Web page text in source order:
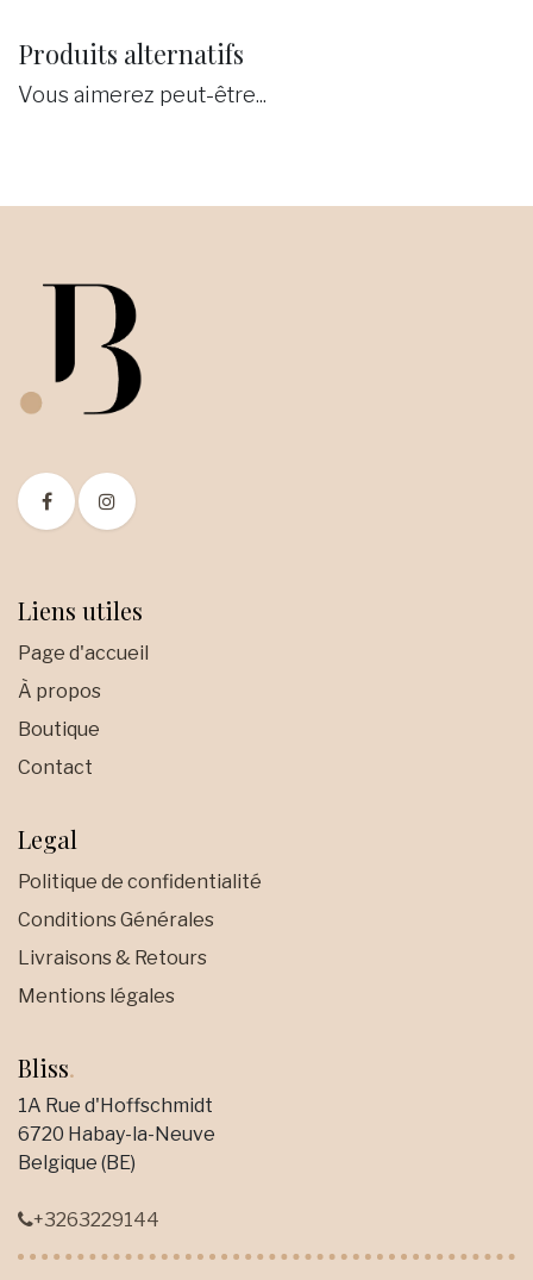
Produits alternatifs
Vous aimerez peut-être...
Liens utiles
Page d'accueil
À propos
Boutique
Contact
Legal
Politique de confidentialité
Conditions Générales
Livraisons & Retours
Mentions légales
Bliss.
1A Rue d'Hoffschmidt
6720 Habay-la-Neuve
Belgique (BE)
+3263229144